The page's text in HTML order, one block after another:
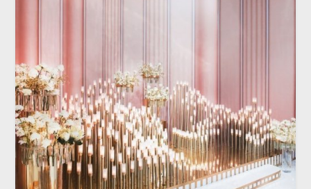
ИНТЕРВЬЮ
Лидия Симонова: «Наш семинар
будет связан с проблематикой
современного мира декора»